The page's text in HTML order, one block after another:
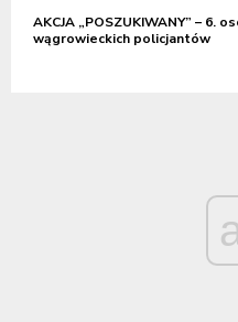
AKCJA „POSZUKIWANY” – 6.
wągrowieckich policjantów